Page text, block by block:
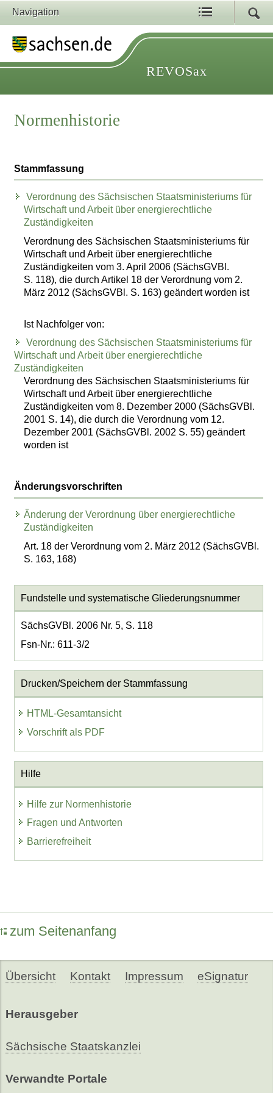
Navigation
REVOSax
Normenhistorie
Stammfassung
Verordnung des Sächsischen Staatsministeriums für
Wirtschaft und Arbeit über energierechtliche
Zuständigkeiten
Verordnung des Sächsischen Staatsministeriums für
Wirtschaft und Arbeit über energierechtliche
Zuständigkeiten vom 3. April 2006 (SächsGVBl.
S. 118), die durch Artikel 18 der Verordnung vom 2.
März 2012 (SächsGVBl. S. 163) geändert worden ist
Ist Nachfolger von:
Verordnung des Sächsischen Staatsministeriums für
Wirtschaft und Arbeit über energierechtliche
Zuständigkeiten
Verordnung des Sächsischen Staatsministeriums für
Wirtschaft und Arbeit über energierechtliche
Zuständigkeiten vom 8. Dezember 2000 (SächsGVBl.
2001 S. 14), die durch die Verordnung vom 12.
Dezember 2001 (SächsGVBl. 2002 S. 55) geändert
worden ist
Änderungsvorschriften
Änderung der Verordnung über energierechtliche
Zuständigkeiten
Art. 18 der Verordnung vom 2. März 2012 (SächsGVBl.
S. 163, 168)
Fundstelle und systematische Gliederungsnummer
SächsGVBl. 2006 Nr. 5, S. 118
Fsn-Nr.: 611-3/2
Drucken/Speichern der Stammfassung
HTML-Gesamtansicht
Vorschrift als PDF
Hilfe
Hilfe zur Normenhistorie
Fragen und Antworten
Barrierefreiheit
zum Seitenanfang
Übersicht Kontakt Impressum eSignatur
Herausgeber
Sächsische Staatskanzlei
Verwandte Portale